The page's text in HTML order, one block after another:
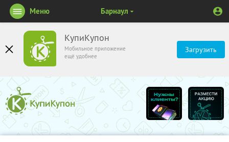
КупиКупон
Мобильное приложение
ещё удобнее
Загрузить
Меню Барнаул